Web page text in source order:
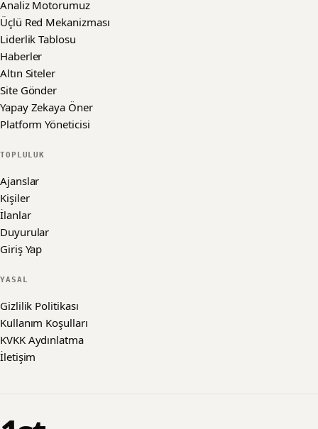
Analiz Motorumuz
Üçlü Red Mekanizması
Liderlik Tablosu
Haberler
Altın Siteler
Site Gönder
Yapay Zekaya Öner
Platform Yöneticisi
TOPLULUK
Ajanslar
Kişiler
İlanlar
Duyurular
Giriş Yap
YASAL
Gizlilik Politikası
Kullanım Koşulları
KVKK Aydınlatma
İletişim